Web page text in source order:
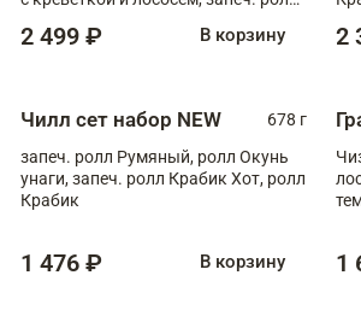
2 499 ₽ В корзину 2
Чилл сет набор NEW
678 г
запеч. ролл Румяный, ролл Окунь
унаги, запеч. ролл Крабик Хот, ролл
Крабик
1 476 ₽ В корзину 1